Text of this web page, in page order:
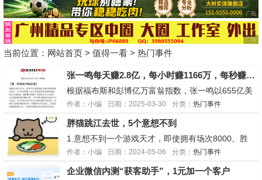
当前位置： 网站首页 > 值得一看 > 热门事件
张一鸣每天赚2.8亿，每小时赚1166万，每秒赚332元
根据福布斯和彭博亿万富翁指数，张一鸣以655亿美
元身价超钟睒睒、马化腾，首次成为中国首富。在全
球富豪榜位列第23位。自此，张一鸣成了第一位“80
后”白手起家的中国首富。2024年张一鸣财富增长10
50亿元(相当于每天赚2.8亿，1小时赚11...
作者：小编 日期：2025-03-30 分类： 热门事件
胖猫跳江去世，5个意想不到
1.意想不到一个游戏天才，即使拥有场次8000、胜
率92%的惊人数据，竟然只能以20块钱的代练费谋
生。2.意想不到即使代练费如此之低，每周竟然能有
四五千的收入，两年时间累积了超过50万的财富。3.
作者：小编 日期：2024-05-06 分类： 热门事件
企业微信内测“获客助手”，1元加一个客户